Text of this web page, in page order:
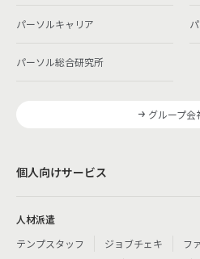
パーソルキャリア
パーソル総合研究所
グループ会
個人向けサービス
人材派遣
テンプスタッフ
ジョブチェキ
フ